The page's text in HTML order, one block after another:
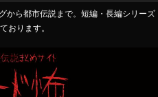
から都市伝説まで。短編・長編シリーズ
おります。